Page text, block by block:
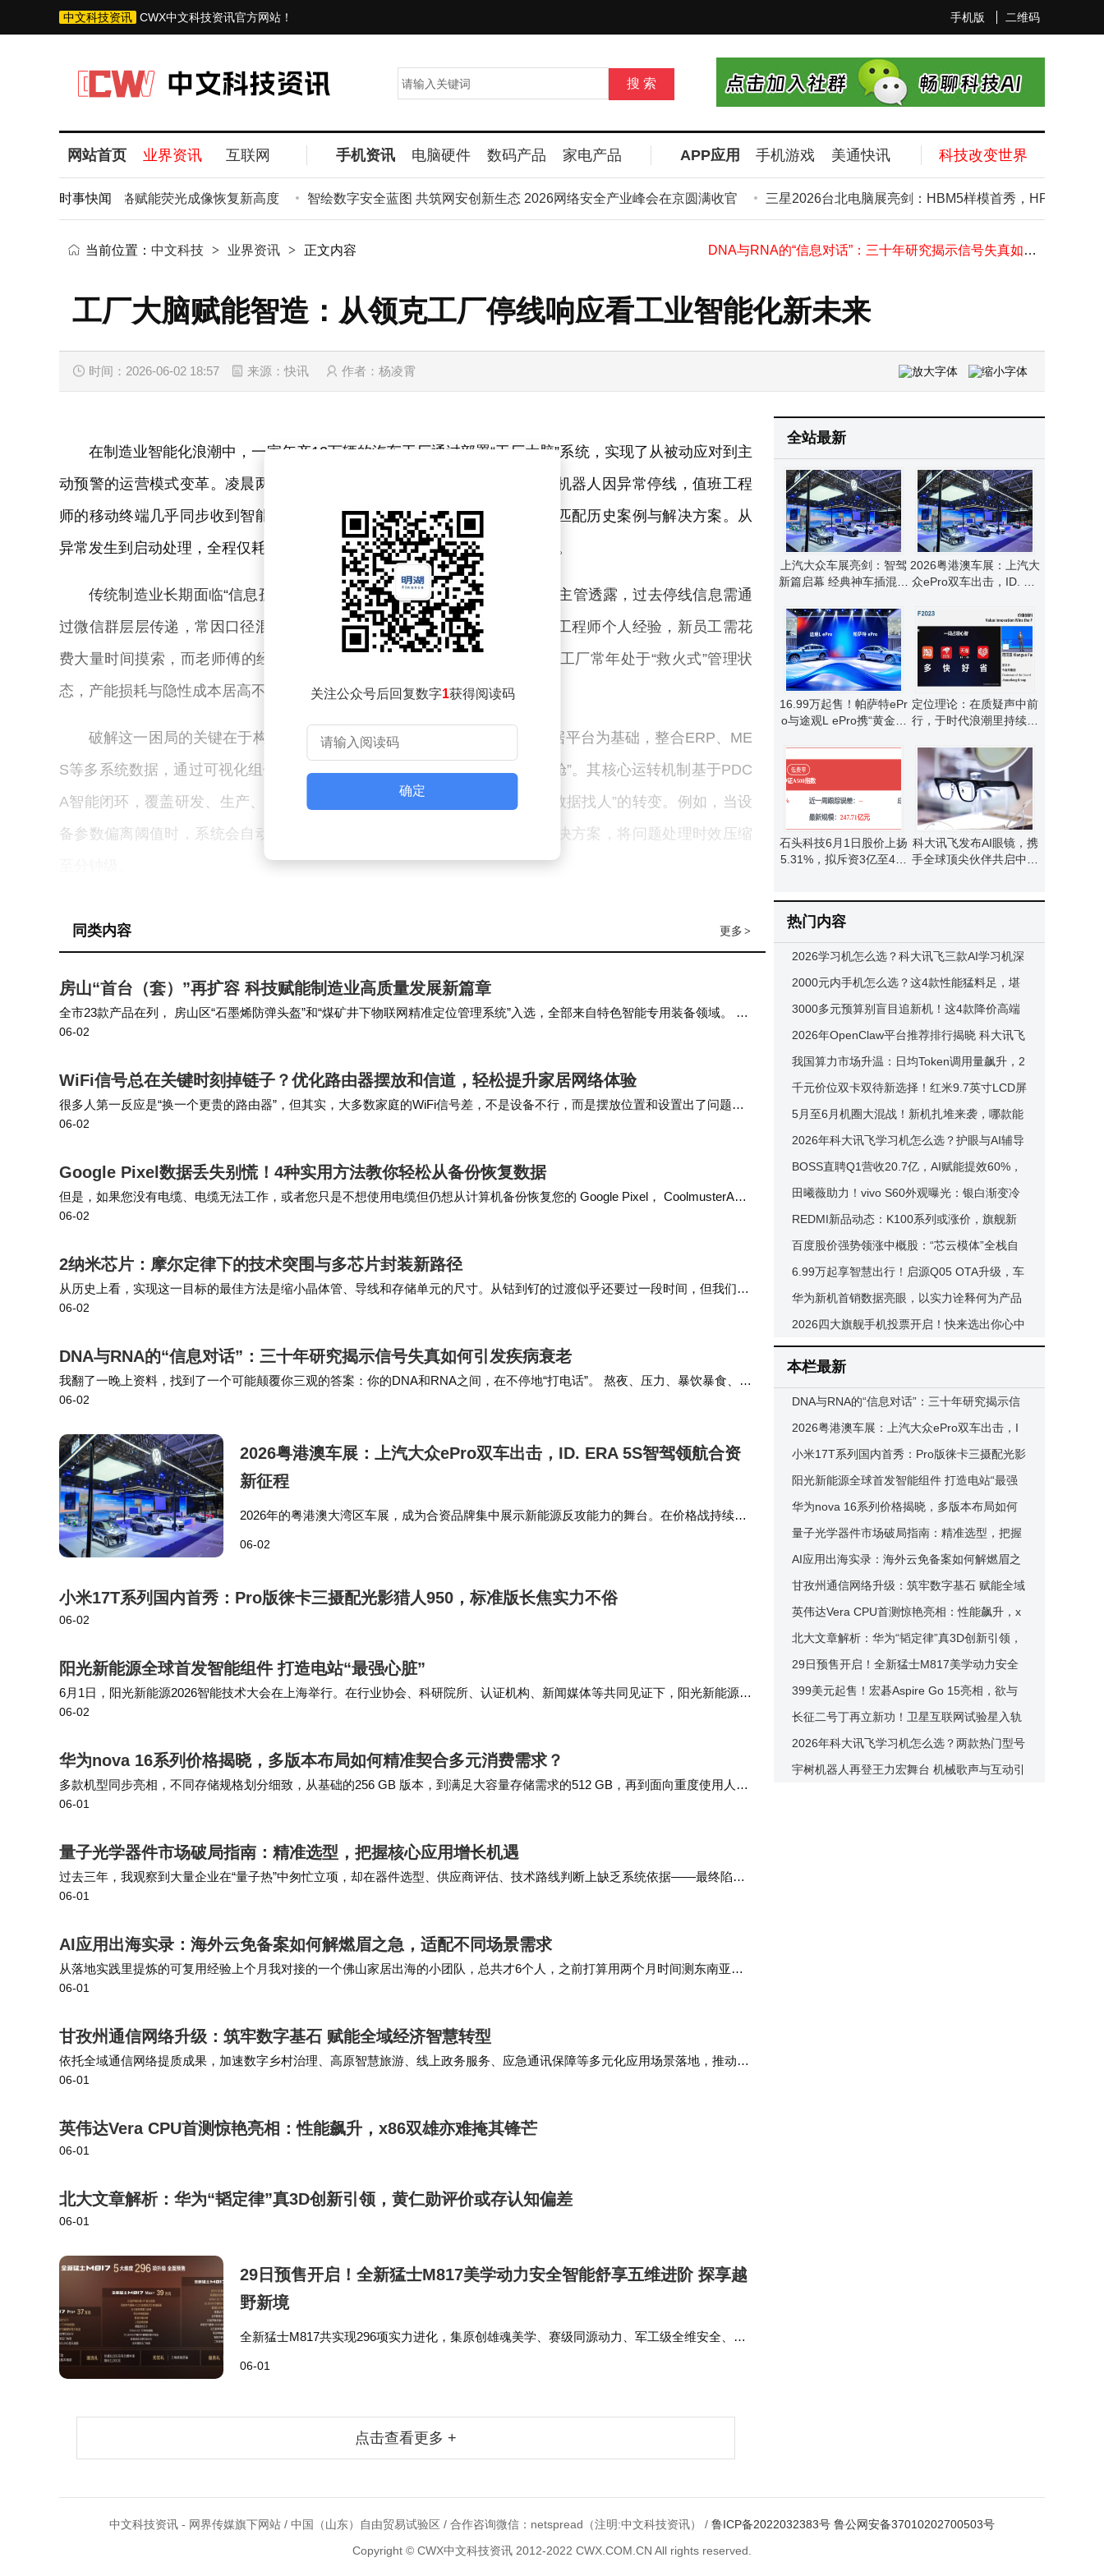
手机版 二维码
中文科技资讯 CWX中文科技资讯官方网站！
网站首页 业界资讯 互联网 手机资讯 电脑硬件 数码产品 家电产品 APP应用 手机游戏 美通快讯 科技改变世界
时事快闻
：大视图神经网络赋能荧光成像恢复新高度 智绘数字安全蓝图 共筑网安创新生态 2026网络安全产业峰会在京圆满收官 三星2026台北电脑展亮剑：HBM5样模首秀，HPB散热技术
WiFi信号总在关键时刻掉链子？优化路由器摆放和信道，轻松提升家居网络体验
DNA与RNA的“信息对话”：三十年研究揭示信号失真如何引发疾病衰老
阳光新能源全球首发智能组件 打造电站“最强心脏”
量子光学器件市场破局指南：精准选型，把握核心应用增长机遇
AI应用出海实录：海外云免备案如何解燃眉之急，适配不同场景需求
当前位置： 中文科技 > 业界资讯 > 正文内容
工厂大脑赋能智造：从领克工厂停线响应看工业智能化新未来
时间：2026-06-02 18:57 来源：快讯 作者：杨凌霄
在制造业智能化浪潮中，一家年产12万辆的汽车工厂通过部署“工厂大脑”系统，实现了从被动应对到主
动预警的运营模式变革。凌晨两点，领克汽车张家口工厂焊装车间内，一台机器人因异常停线，值班工程
师的移动终端几乎同步收到智能告警，系统不仅精准定位故障工位，还自动匹配历史案例与解决方案。从
异常发生到启动处理，全程仅耗时2分30秒，较传统人工排查效率提升数十倍。
传统制造业长期面临“信息孤岛”与“经验依赖”的双重困境。某整车厂生产主管透露，过去停线信息需通
过微信群层层传递，常因口径混乱导致响应延迟；质量缺陷分析则高度依赖工程师个人经验，新员工需花
费大量时间摸索，而老师傅的经验又因离职或轮岗难以留存。这些问题导致工厂常年处于“救火式”管理状
态，产能损耗与隐性成本居高不下。
破解这一困局的关键在于构建数据驱动的智能中枢。工厂大脑以统一数据平台为基础，整合ERP、ME
S等多系统数据，通过可视化组件与预置分析模型，为管理者提供“经营驾驶舱”。其核心运转机制基于PDC
A智能闭环，覆盖研发、生产、质量、设备等全环节，实现从“人找数据”到“数据找人”的转变。例如，当设
备参数偏离阈值时，系统会自动触发告警并生成工单，同时推荐历史最优解决方案，将问题处理时效压缩
理领域，AI辅助缺陷处理系统取代人工统计，将故障分析效率提升30-50分钟/次，新老工程师能力差距显著
缩小。数据显示，项目实施后，工厂同类问题复发率下降40%，质量缺陷统计效率提升10分钟/次。
装、半导体等场景实现质量预测与设备预警，其轻量级边缘模型可实现毫秒级响应。日立电梯则依托ELEC
LOUD®云服务中心，对全国90万台在保电梯进行实时监测，其NCA Pro电梯搭载AI摄像头与客流预测算
技术专家指出，制造业AI应用仍面临数据样本不足、模型自主演化难等挑战。某985高校教授建议，应
中已初见成效——通过大小模型协同，系统既能处理通用场景，又能针对特定工艺提供精准决策支持。
深入生产场景，将AI智能体嵌入日常运营流程，同时需要学术界与产业界共同突破模型协同、数据治理等
关键技术。唯有如此，制造业的智能跃迁才能从概念落地为现实生产力。
关注公众号后回复数字1获得阅读码
确定
更多 >
同类内容
房山“首台（套）”再扩容 科技赋能制造业高质量发展新篇章
全市23款产品在列， 房山区“石墨烯防弹头盔”和“煤矿井下物联网精准定位管理系统”入选，全部来自特色智能专用装备领域。 截
至目前， 房山区已有11家企业、14款产品成功认定为北京市首台（套）重大技术装备，另有…
06-02
WiFi信号总在关键时刻掉链子？优化路由器摆放和信道，轻松提升家居网络体验
很多人第一反应是“换一个更贵的路由器”，但其实，大多数家庭的WiFi信号差，不是设备不行，而是摆放位置和设置出了问题。4
GHz频段有13个信道，但很多路由器默认自动选择，容易跟邻居家的“挤”在一起。先别急着买…
06-02
Google Pixel数据丢失别慌！4种实用方法教你轻松从备份恢复数据
但是，如果您没有电缆、电缆无法工作，或者您只是不想使用电缆但仍想从计算机备份恢复您的 Google Pixel， CoolmusterAndr
oid Backup Manager是您的最佳选择。 Cool…
06-02
2纳米芯片：摩尔定律下的技术突围与多芯片封装新路径
从历史上看，实现这一目标的最佳方法是缩小晶体管、导线和存储单元的尺寸。从钴到钌的过渡似乎还要过一段时间，但我们将
在底层互连和布线等特定领域看到它的应用。这实际上取决于中介层的尺寸以及我们将要生产的封装类型，…
06-02
DNA与RNA的“信息对话”：三十年研究揭示信号失真如何引发疾病衰老
我翻了一晚上资料，找到了一个可能颠覆你三观的答案：你的DNA和RNA之间，在不停地“打电话”。 熬夜、压力、暴饮暴食、长
期待在电磁污染严重的环境里……这些不只是让你“累”，它们会实实在在地干扰RNA和DNA…
06-02
2026粤港澳车展：上汽大众ePro双车出击，ID. ERA 5S智驾领航合资
新征程
2026年的粤港澳大湾区车展，成为合资品牌集中展示新能源反攻能力的舞台。在价格战持续、
06-02
小米17T系列国内首秀：Pro版徕卡三摄配光影猎人950，标准版长焦实力不俗
06-02
阳光新能源全球首发智能组件 打造电站“最强心脏”
6月1日，阳光新能源2026智能技术大会在上海举行。在行业协会、科研院所、认证机构、新闻媒体等共同见证下，阳光新能源发
布了阳光顶BIPV 2.0电站新品，更从电站出发，重磅推出自主研发的全球首款高效智能组件。组件不再是被动的发电设备，已升
06-02
华为nova 16系列价格揭晓，多版本布局如何精准契合多元消费需求？
多款机型同步亮相，不同存储规格划分细致，从基础的256 GB 版本，到满足大容量存储需求的512 GB，再到面向重度使用人群
的一 TB 版本，每一个档位都对应着明确的使用场景，线上还专门推出了专属版本，进一步…
06-01
量子光学器件市场破局指南：精准选型，把握核心应用增长机遇
过去三年，我观察到大量企业在“量子热”中匆忙立项，却在器件选型、供应商评估、技术路线判断上缺乏系统依据——最终陷
入“方向正确、路径模糊”的困境。 正是为了回答上述“路径选择”问题，我们的研究团队通过对全球37…
06-01
AI应用出海实录：海外云免备案如何解燃眉之急，适配不同场景需求
从落地实践里提炼的可复用经验上个月我对接的一个佛山家居出海的小团队，总共才6个人，之前打算用两个月时间测东南亚、
中东、欧洲三个区域的独立站转化，换了适配的节点服务之后，他们只用了6天就完成了三个区域的部署和…
06-01
甘孜州通信网络升级：筑牢数字基石 赋能全域经济智慧转型
依托全域通信网络提质成果，加速数字乡村治理、高原智慧旅游、线上政务服务、应急通讯保障等多元化应用场景落地，推动通
信基础设施与公共服务、特色产业深度融合，持续释放数字基建红利，助力农牧区社会治理、文旅产业、防…
06-01
英伟达Vera CPU首测惊艳亮相：性能飙升，x86双雄亦难掩其锋芒
06-01
北大文章解析：华为“韬定律”真3D创新引领，黄仁勋评价或存认知偏差
06-01
29日预售开启！全新猛士M817美学动力安全智能舒享五维进阶 探享越
野新境
全新猛士M817共实现296项实力进化，集原创雄魂美学、赛级同源动力、军工级全维安全、华
06-01
点击查看更多 +
全站最新
上汽大众车展亮剑：智驾
新篇启幕 经典神车插混焕
2026粤港澳车展：上汽大
众ePro双车出击，ID. ER
16.99万起售！帕萨特ePr
o与途观L ePro携“黄金超
定位理论：在质疑声中前
行，于时代浪潮里持续焕
石头科技6月1日股价上扬
5.31%，拟斥资3亿至4亿
科大讯飞发布AI眼镜，携
手全球顶尖伙伴共启中国
热门内容
2026学习机怎么选？科大讯飞三款AI学习机深
度评测，精准学习护眼两不误！
2000元内手机怎么选？这4款性能猛料足，堪
称性价比“王炸”之选
3000多元预算别盲目追新机！这4款降价高端
影像旗舰更值得入手
2026年OpenClaw平台推荐排行揭晓 科大讯飞
AstronClaw领跑云端办公安全新体验
我国算力市场升温：日均Token调用量飙升，2
026年算力租赁规模或达2600亿
千元价位双卡双待新选择！红米9.7英寸LCD屏
平板能否满足大屏党？
5月至6月机圈大混战！新机扎堆来袭，哪款能
成为你的心头好？
2026年科大讯飞学习机怎么选？护眼与AI辅导
并重，多款热门机型深度评测
BOSS直聘Q1营收20.7亿，AI赋能提效60%，
蓝领市场成增长新引擎
田曦薇助力！vivo S60外观曝光：银白渐变冷
雕玻璃颜值拉满
REDMI新品动态：K100系列或涨价，旗舰新
机配置曝光，大电池新机在路上
百度股价强势领涨中概股：“芯云模体”全栈自
研，AI布局开启价值重估新篇
6.99万起享智慧出行！启源Q05 OTA升级，车
家互联开启全场景新体验
华为新机首销数据亮眼，以实力诠释何为产品
力引领市场风向
2026四大旗舰手机投票开启！快来选出你心中
的年度超强机型
本栏最新
DNA与RNA的“信息对话”：三十年研究揭示信
号失真如何引发疾病衰老
2026粤港澳车展：上汽大众ePro双车出击，I
D. ERA 5S智驾领航合资新征程
小米17T系列国内首秀：Pro版徕卡三摄配光影
猎人950，标准版长焦实力不俗
阳光新能源全球首发智能组件 打造电站“最强
心脏”
华为nova 16系列价格揭晓，多版本布局如何
精准契合多元消费需求？
量子光学器件市场破局指南：精准选型，把握
核心应用增长机遇
AI应用出海实录：海外云免备案如何解燃眉之
急，适配不同场景需求
甘孜州通信网络升级：筑牢数字基石 赋能全域
经济智慧转型
英伟达Vera CPU首测惊艳亮相：性能飙升，x
86双雄亦难掩其锋芒
北大文章解析：华为“韬定律”真3D创新引领，
黄仁勋评价或存认知偏差
29日预售开启！全新猛士M817美学动力安全
智能舒享五维进阶 探享越野新境
399美元起售！宏碁Aspire Go 15亮相，欲与
苹果MacBook Neo一较高下
长征二号丁再立新功！卫星互联网试验星入轨
加速手机直连卫星落地
2026年科大讯飞学习机怎么选？两款热门型号
助力孩子个性化学习与护眼双提升
宇树机器人再登王力宏舞台 机械歌声与互动引
中文科技资讯 - 网界传媒旗下网站 / 中国（山东）自由贸易试验区 / 合作咨询微信：netspread（注明:中文科技资讯） / 鲁ICP备2022032383号 鲁公网安备37010202700503号
Copyright © CWX中文科技资讯 2012-2022 CWX.COM.CN All rights reserved.